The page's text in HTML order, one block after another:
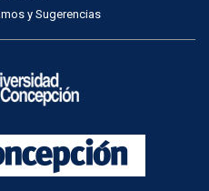
y Sugerencias